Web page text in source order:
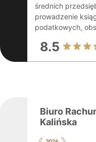
średnich
prowadzenie
podatkowych,
8.5
Biuro
Kalińska